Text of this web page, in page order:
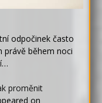
odpočinek často
právě během noci
proměnit
on